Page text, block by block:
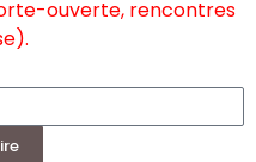
ouverte, rencontres